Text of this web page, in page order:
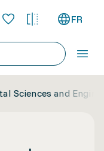
FR
Sciences and